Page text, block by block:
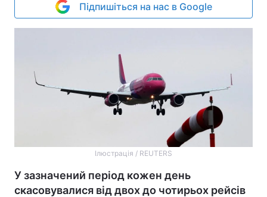
Підпишіться на нас в Google
Ілюстрація / REUTERS
У зазначений період кожен день
скасовувалися від двох до чотирьох рейсів